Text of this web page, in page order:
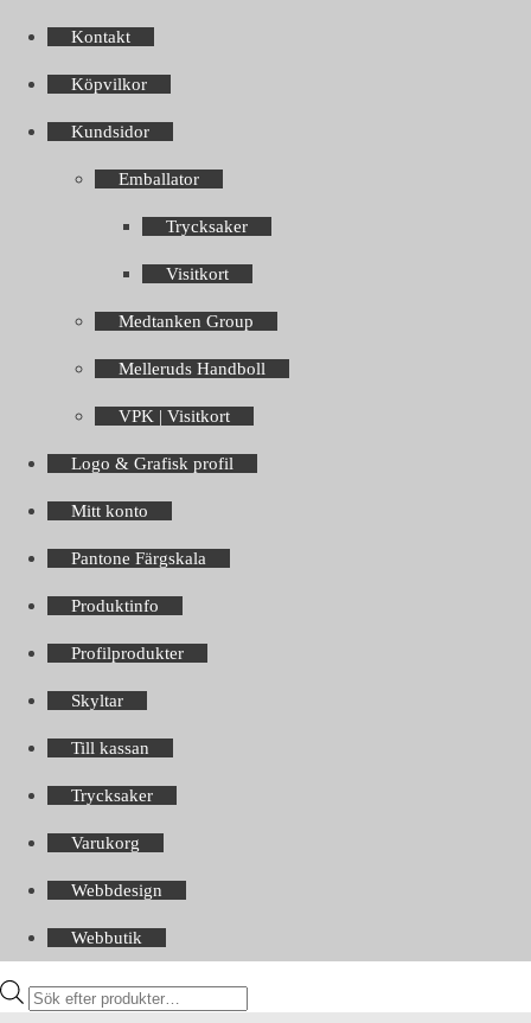
Kontakt
Köpvilkor
Kundsidor
Emballator
Trycksaker
Visitkort
Medtanken Group
Melleruds Handboll
VPK | Visitkort
Logo & Grafisk profil
Mitt konto
Pantone Färgskala
Produktinfo
Profilprodukter
Skyltar
Till kassan
Trycksaker
Varukorg
Webbdesign
Webbutik
Products